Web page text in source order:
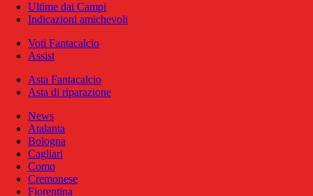
Ultime dai Campi
Indicazioni amichevoli
Voti Fantacalcio
Assist
Asta Fantacalcio
Asta di riparazione
News
Atalanta
Bologna
Cagliari
Como
Cremonese
Fiorentina